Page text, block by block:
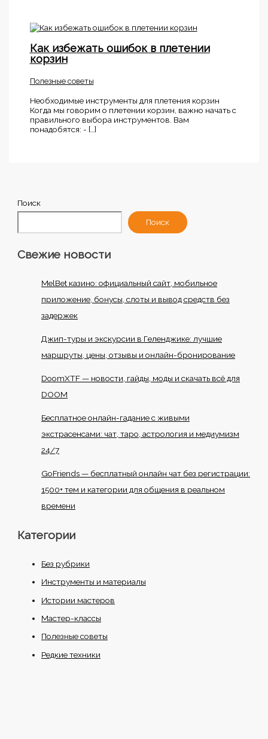
Как избежать ошибок в плетении
корзин
Полезные советы
Необходимые инструменты для плетения корзин
Когда мы говорим о плетении корзин, важно начать с
правильного выбора инструментов. Вам
понадобятся: - […]
Поиск
Поиск
Свежие новости
MelBet казино: официальный сайт, мобильное
приложение, бонусы, слоты и вывод средств без
задержек
Джип-туры и экскурсии в Геленджике: лучшие
маршруты, цены, отзывы и онлайн-бронирование
DoomXTF — новости, гайды, моды и скачать всё для
DOOM
Бесплатное онлайн-гадание с живыми
экстрасенсами: чат, таро, астрология и медиумизм
24/7
GoFriends — бесплатный онлайн чат без регистрации:
1500+ тем и категории для общения в реальном
времени
Категории
Без рубрики
Инструменты и материалы
Истории мастеров
Мастер-классы
Полезные советы
Редкие техники